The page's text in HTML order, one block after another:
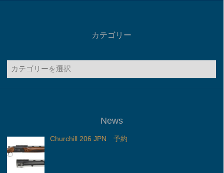
カテゴリー
News
Churchill 206 JPN 予約